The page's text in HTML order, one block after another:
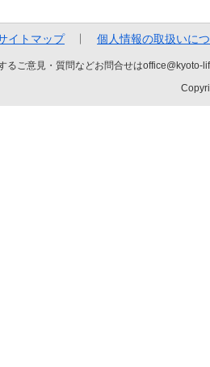
イトマップ 個人情報の取扱いに
るご意見・質問などお問合せは